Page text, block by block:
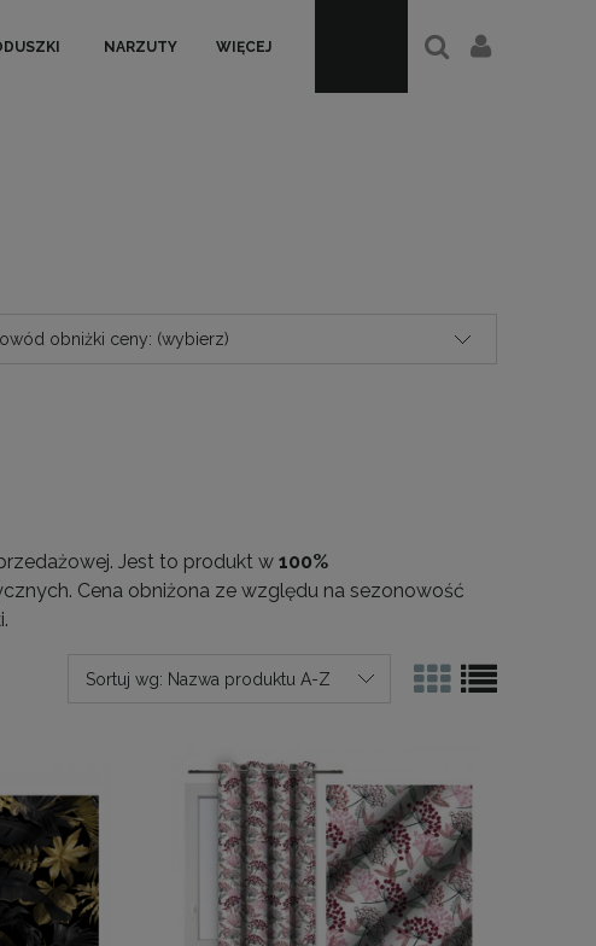
NARZUTY WIĘCEJ
obniżki ceny: (wybierz)
Jest to produkt w 100%
Cena obniżona ze względu na sezonowość
Sortuj wg: Nazwa produktu A-Z